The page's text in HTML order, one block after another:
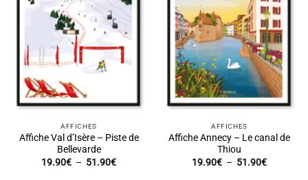
AFFICHES
Affiche Val d’Isère – Piste de
Bellevarde
19.90€ – 51.90€Plage
AFFICHES
Affiche Annecy – Le canal de
Thiou
19.90€ – 51.90€Plage